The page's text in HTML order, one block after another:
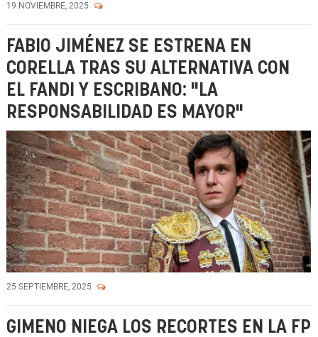
19 NOVIEMBRE, 2025
FABIO JIMÉNEZ SE ESTRENA EN
CORELLA TRAS SU ALTERNATIVA CON
EL FANDI Y ESCRIBANO: "LA
RESPONSABILIDAD ES MAYOR"
25 SEPTIEMBRE, 2025
GIMENO NIEGA LOS RECORTES EN LA FP